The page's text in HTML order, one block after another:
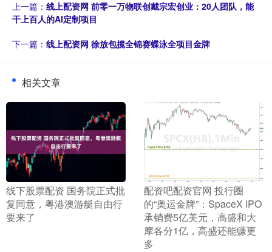
上一篇： 线上配资网 前零一万物联创戴宗宏创业：20人团队，能
干上百人的AI定制项目
下一篇： 线上配资网 徐放包揽全锦赛蝶泳全项目金牌
相关文章
​线下股票配资 国务院正式批
复同意，粤港澳游艇自由行
要来了
​配资吧配资官网 投行圈
的“奥运金牌”：SpaceX IPO
承销费5亿美元，高盛和大
摩各分1亿，高盛还能赚更
多